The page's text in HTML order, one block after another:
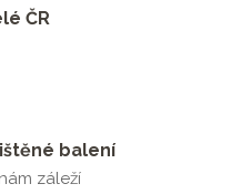
ČR
balení
záleží